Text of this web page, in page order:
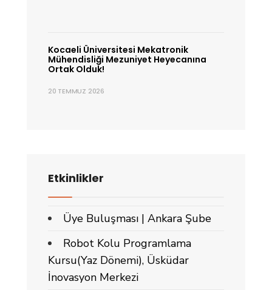
Kocaeli Üniversitesi Mekatronik
Mühendisliği Mezuniyet Heyecanına
Ortak Olduk!
20 TEMMUZ 2026
Etkinlikler
Üye Buluşması | Ankara Şube
Robot Kolu Programlama
Kursu(Yaz Dönemi), Üsküdar
İnovasyon Merkezi